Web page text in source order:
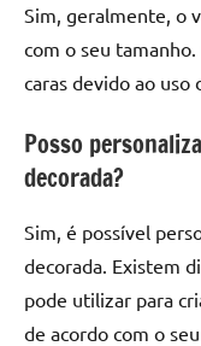
Sim, geralmente, o
com o seu
caras devido ao uso
Posso
decorada?
Sim, é possível
decorada. Existem
pode utilizar para
de acordo com o